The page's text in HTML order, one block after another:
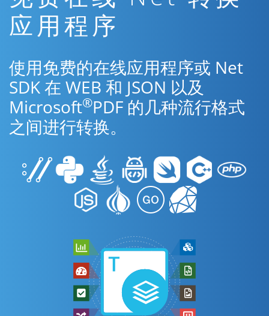
应用程序
使用免费的在线应用程序或 Net
SDK 在 WEB 和 JSON 以及
Microsoft®PDF 的几种流行格式
之间进行转换。